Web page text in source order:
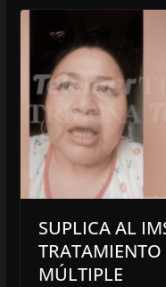
SUPLICA AL
TRATAMIENTO
MÚLTIPLE